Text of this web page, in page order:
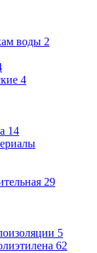
воды 2
4
14
29
5
62